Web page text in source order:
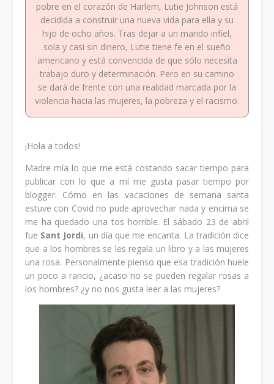
pobre en el corazón de Harlem, Lutie Johnson está
decidida a construir una nueva vida para ella y su
hijo de ocho años. Tras dejar a un marido infiel,
sola y casi sin dinero, Lutie tiene fe en el sueño
americano y está convencida de que sólo necesita
trabajo duro y determinación. Pero en su camino
se dará de frente con una realidad marcada por la
violencia hacia las mujeres, la pobreza y el racismo.
¡Hola a todos!
Madre mía lo que me está costando sacar tiempo para
publicar con lo que a mí me gusta pasar tiempo por
blogger. Cómo en las vacaciones de semana santa
estuve con Covid no pude aprovechar nada y encima se
me ha quedado una tos horrible. El sábado 23 de abril
fue Sant Jordi, un día que me encanta. La tradición dice
que a los hombres se les regala un libro y a las mujeres
una rosa. Personalmente pienso que esa tradición huele
un poco a rancio, ¿acaso no se pueden regalar rosas a
los hombres? ¿y no nos gusta leer a las mujeres?